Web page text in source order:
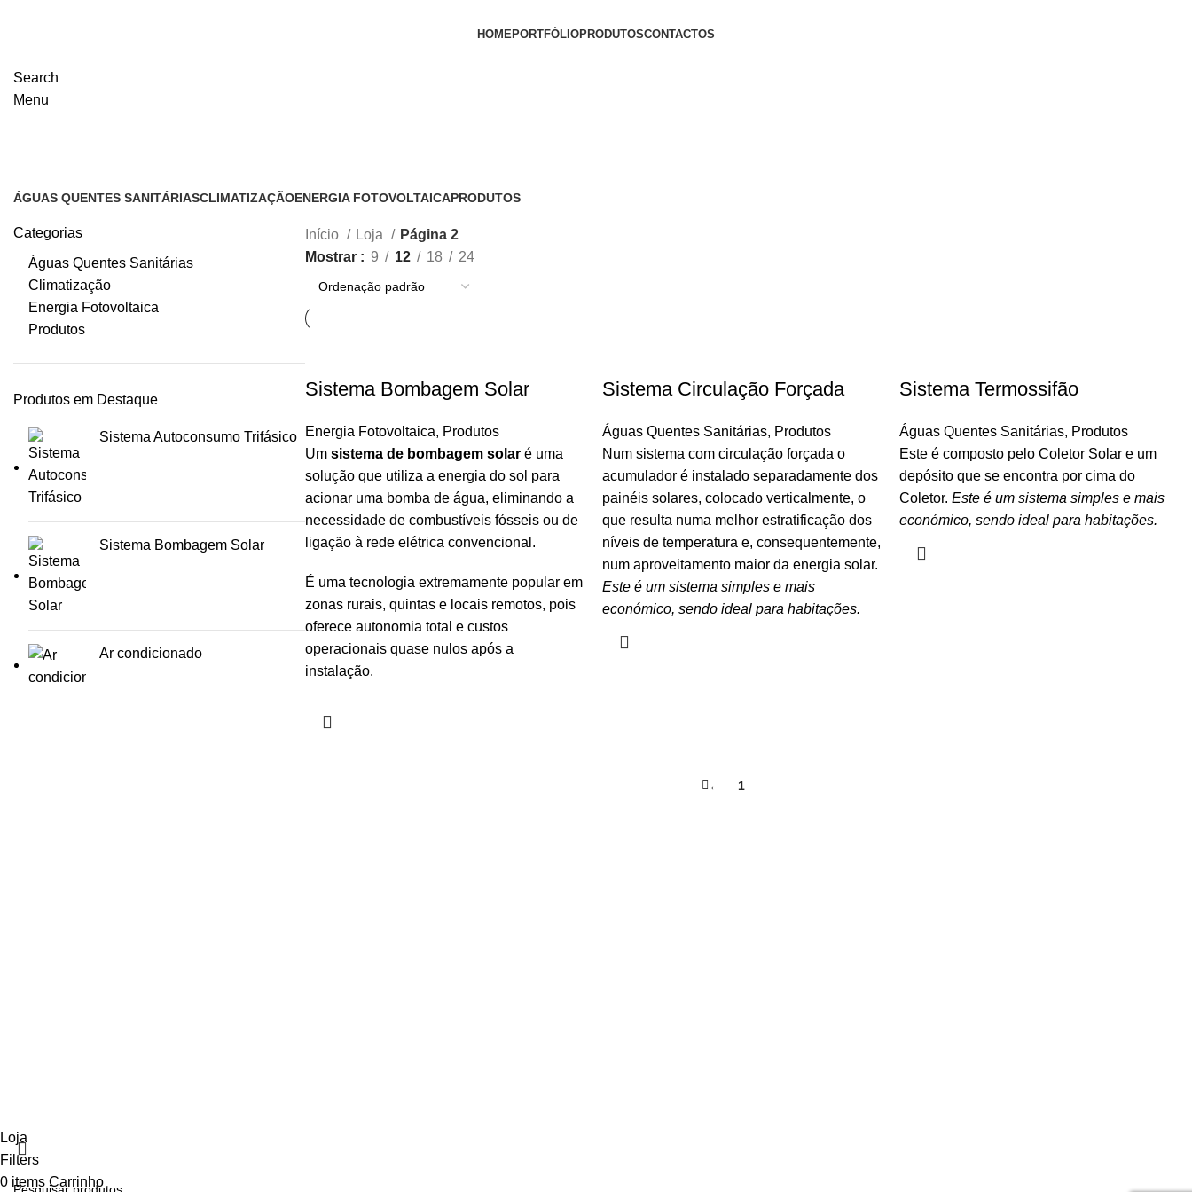
HOMEPORTFÓLIOPRODUTOSCONTACTOS
Search
Menu
ÁGUAS QUENTES SANITÁRIASCLIMATIZAÇÃOENERGIA FOTOVOLTAICAPRODUTOS
Categorias
Águas Quentes Sanitárias
Climatização
Energia Fotovoltaica
Produtos
Produtos em Destaque
Sistema Autoconsumo Trifásico
Sistema Bombagem Solar
Ar condicionado
Início Loja
Página 2
Mostrar
9 12 18 24
Sistema Bombagem Solar
Energia Fotovoltaica, Produtos
Um sistema de bombagem solaré uma
solução que utiliza a energia do sol para
acionar uma bomba de água, eliminando a
necessidade de combustíveis fósseis ou de
ligação à rede elétrica convencional.
É uma tecnologia extremamente popular em
zonas rurais, quintas e locais remotos, pois
oferece autonomia total e custos
operacionais quase nulos após a
instalação.
Sistema Circulação Forçada
Águas Quentes Sanitárias, Produtos
Num sistema com circulação forçada o
acumulador é instalado separadamente dos
painéis solares, colocado verticalmente, o
que resulta numa melhor estratificação dos
níveis de temperatura e, consequentemente,
num aproveitamento maior da energia solar.
Este é um sistema simples e mais
económico, sendo ideal para habitações.
Sistema Termossifão
Águas Quentes Sanitárias, Produtos
Este é composto pelo Coletor Solar e um
depósito que se encontra por cima do
Coletor. Este é um sistema simples e mais
económico, sendo ideal para habitações.
← 1
Loja
Filters
0 items Carrinho